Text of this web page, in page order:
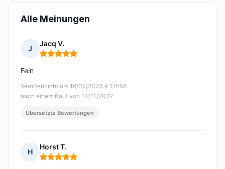
Alle Meinungen
J
Jacq V.
Hinweis: 5 von 5
Veröffentlicht am 16/02/2023 à 17h58
nach einem Kauf von 14/11/2022
Fein
Übersetzte Bewertungen
H
Horst T.
Hinweis: 5 von 5